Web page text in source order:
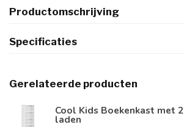
Productomschrijving
Specificaties
Gerelateerde producten
Cool Kids Boekenkast met 2
laden